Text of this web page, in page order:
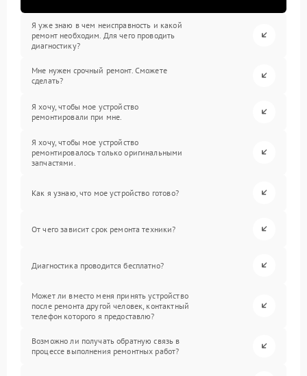
Я уже знаю в чем неисправность и какой
ремонт необходим. Для чего проводить
диагностику?
Мне нужен срочный ремонт. Сможете
сделать?
Я хочу, чтобы мое устройство
ремонтировали при мне.
Я хочу, чтобы мое устройство
ремонтировалось только оригинальными
запчастями.
Как я узнаю, что мое устройство готово?
От чего зависит срок ремонта техники?
Диагностика проводится бесплатно?
Может ли вместо меня принять устройство
после ремонта другой человек, контактный
телефон которого я предоставлю?
Возможно ли получать обратную связь в
процессе выполнения ремонтных работ?